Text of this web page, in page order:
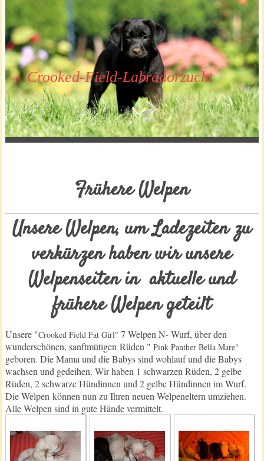
Crooked-Field-Labradorzucht
Frühere Welpen
Unsere Welpen, um Ladezeiten zu
verkürzen haben wir unsere
Welpenseiten in aktuelle und
frühere Welpen geteilt
Unsere "Crooked Field Fat Girl" 7 Welpen N- Wurf, über den
wunderschönen, sanftmütigen Rüden " Pink Panther Bella Mare"
geboren. Die Mama und die Babys sind wohlauf und die Babys
wachsen und gedeihen. Wir haben 1 schwarzen Rüden, 2 gelbe
Rüden, 2 schwarze Hündinnen und 2 gelbe Hündinnen im Wurf.
Die Welpen können nun zu Ihren neuen Welpeneltern umziehen.
Alle Welpen sind in gute Hände vermittelt.